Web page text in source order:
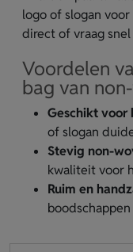
logo of slogan
direct of vraag
Voordelen
bag van
Geschikt voor
of slogan
Stevig non-
kwaliteit voor
Ruim en